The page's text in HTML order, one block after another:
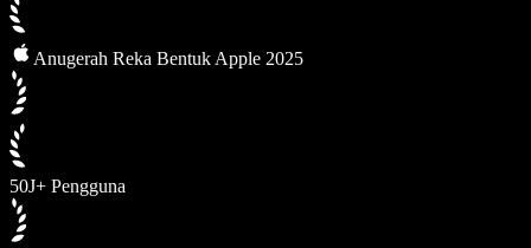
Anugerah Reka Bentuk Apple 2025
50J+ Pengguna